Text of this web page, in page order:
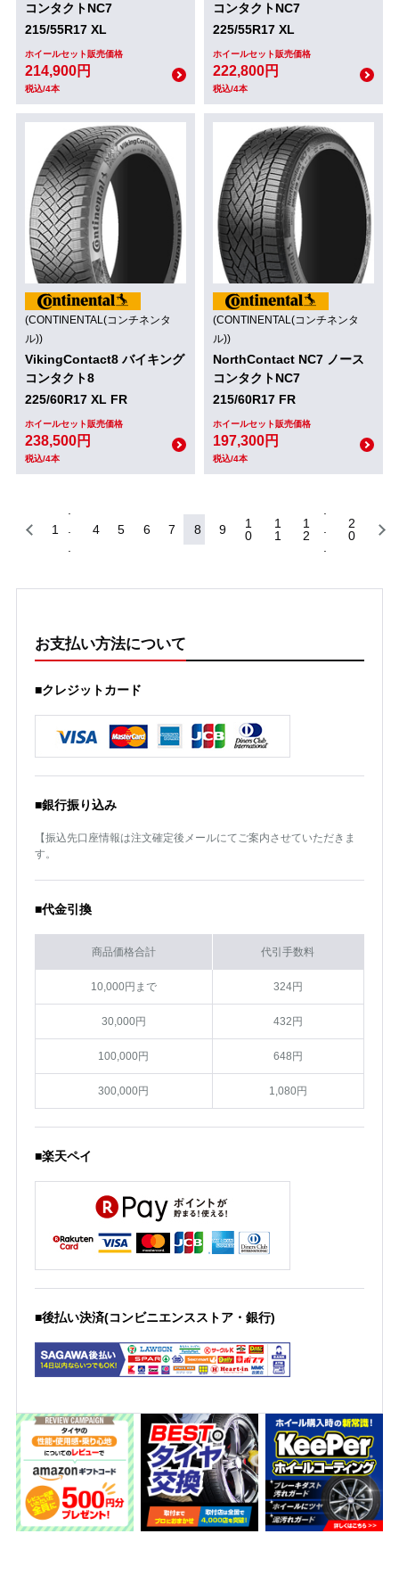
コンタクトNC7
215/55R17 XL
ホイールセット販売価格
214,900円
税込/4本
コンタクトNC7
225/55R17 XL
ホイールセット販売価格
222,800円
税込/4本
(CONTINENTAL(コンチネンタ
ル))
VikingContact8 バイキング
コンタクト8
225/60R17 XL FR
ホイールセット販売価格
238,500円
税込/4本
(CONTINENTAL(コンチネンタ
ル))
NorthContact NC7 ノース
コンタクトNC7
215/60R17 FR
ホイールセット販売価格
197,300円
税込/4本
1 4 5 6 7 8 9
1
0
1
1
1
2
2
0
お支払い方法について
■クレジットカード
■銀行振り込み
【振込先口座情報は注文確定後メールにてご案内させていただきま
す。
■代金引換
商品価格合計 代引手数料
10,000円まで 324円
30,000円 432円
100,000円 648円
300,000円 1,080円
■楽天ペイ
■後払い決済(コンビニエンスストア・銀行)